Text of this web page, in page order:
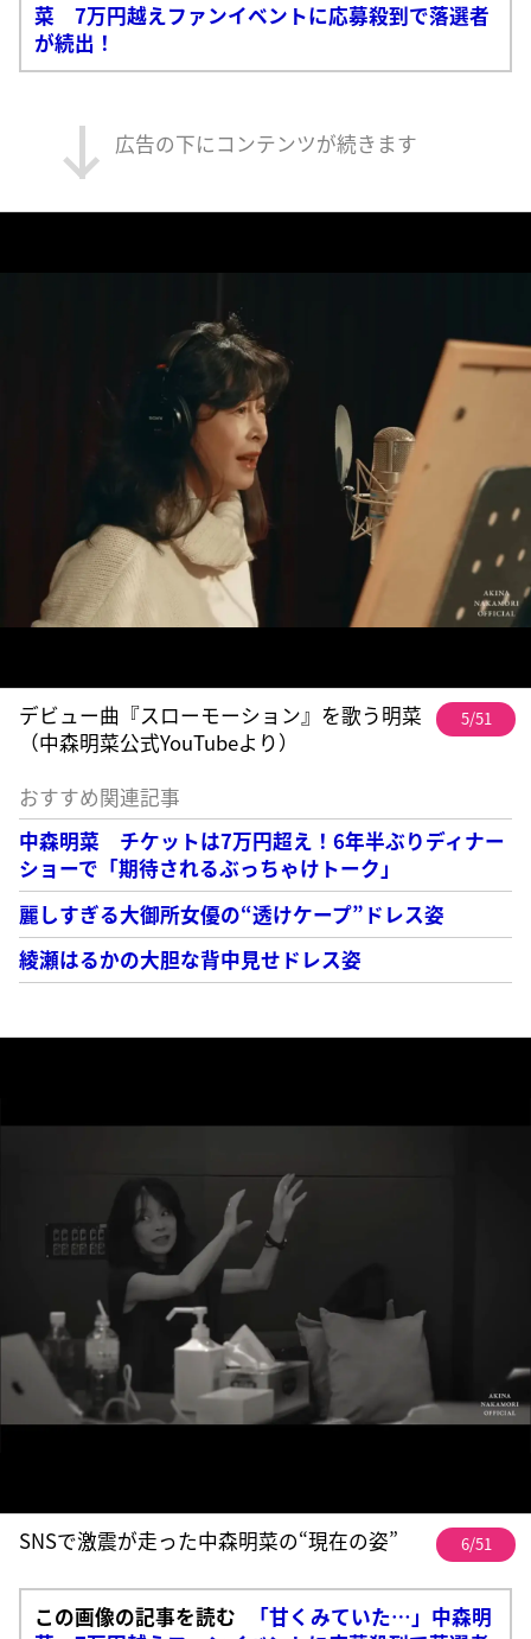
菜 7万円越えファンイベントに応募殺到で落選者
が続出！
広告の下にコンテンツが続きます
デビュー曲『スローモーション』を歌う明菜
（中森明菜公式YouTubeより）
5/51
おすすめ関連記事
中森明菜 チケットは7万円超え！6年半ぶりディナー
ショーで「期待されるぶっちゃけトーク」
麗しすぎる大御所女優の“透けケープ”ドレス姿
綾瀬はるかの大胆な背中見せドレス姿
SNSで激震が走った中森明菜の“現在の姿” 6/51
この画像の記事を読む
「甘くみていた…」中森明